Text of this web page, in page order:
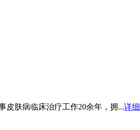
皮肤病临床治疗工作20余年，拥...详细